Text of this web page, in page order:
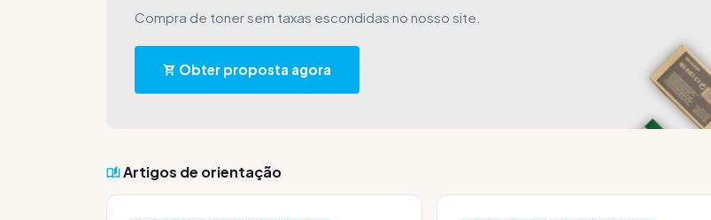
Compra de toner sem taxas escondidas no nosso site.
Obter proposta agora
Artigos de orientação